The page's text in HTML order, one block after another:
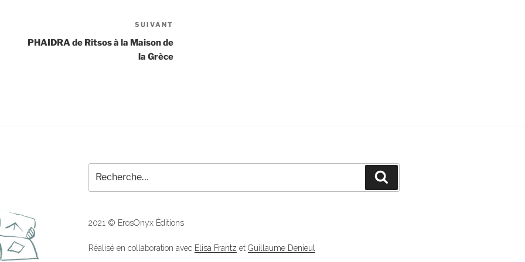
suivant
SUIVANT
PHAIDRA de Ritsos à la Maison de
la Grèce
pour
:
2021 © ErosOnyx Éditions
Réalisé en collaboration avec Elisa Frantz et Guillaume Denieul